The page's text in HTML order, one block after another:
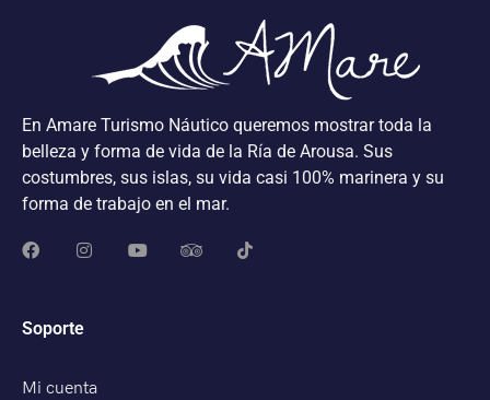
En Amare Turismo Náutico queremos mostrar toda la
belleza y forma de vida de la Ría de Arousa. Sus
costumbres, sus islas, su vida casi 100% marinera y su
forma de trabajo en el mar.
Soporte
Mi cuenta